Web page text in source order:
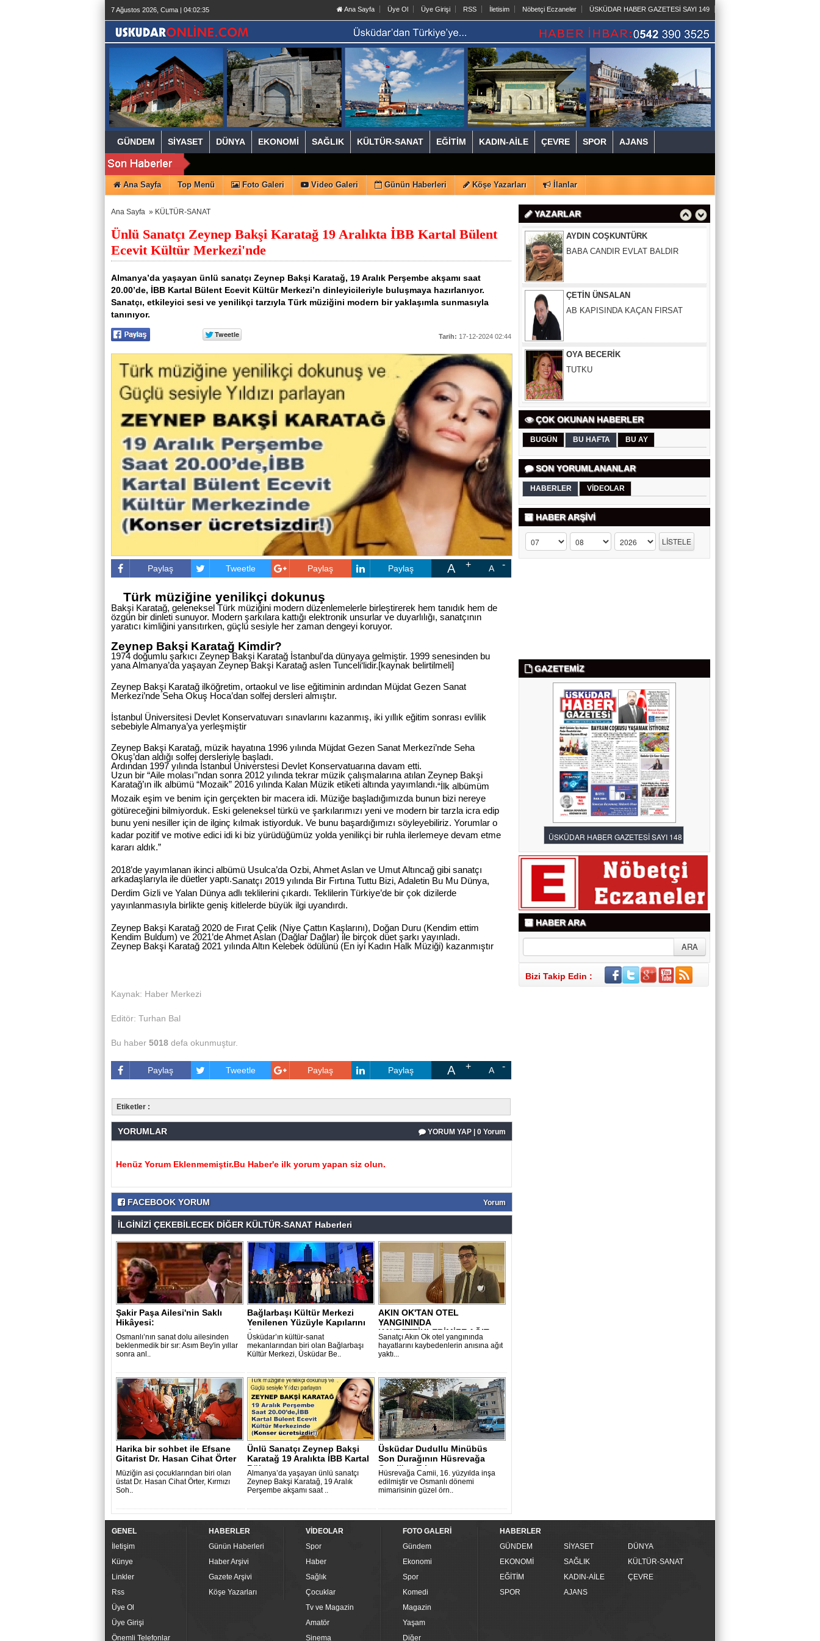
7 Ağustos 2026, Cuma | 04:02:36 Ana Sayfa Üye Ol Üye Girişi RSS İletisim Nöbetçi Eczaneler ÜSKÜDAR HABER GAZETESİ SAYI 149
GÜNDEM SİYASET DÜNYA EKONOMİ SAĞLIK KÜLTÜR-SANAT EĞİTİM KADIN-AİLE ÇEVRE SPOR AJANS
Ana Sayfa Top Menü Foto Galeri Video Galeri Günün Haberleri Köşe Yazarları İlanlar
Ana Sayfa » KÜLTÜR-SANAT
Ünlü Sanatçı Zeynep Bakşi Karatağ 19 Aralıkta İBB Kartal Bülent
Ecevit Kültür Merkezi'nde
Almanya’da yaşayan ünlü sanatçı Zeynep Bakşi Karatağ, 19 Aralık Perşembe akşamı saat
20.00’de, İBB Kartal Bülent Ecevit Kültür Merkezi’n dinleyicileriyle buluşmaya hazırlanıyor.
Sanatçı, etkileyici sesi ve yenilikçi tarzıyla Türk müziğini modern bir yaklaşımla sunmasıyla
tanınıyor.
Tarih: 17-12-2024 02:44
Paylaş Tweetle Paylaş Paylaş A A
Türk müziğine yenilikçi dokunuş
Bakşi Karatağ, geleneksel Türk müziğini modern düzenlemelerle birleştirerek hem tanıdık hem de
özgün bir dinleti sunuyor. Modern şarkılara kattığı elektronik unsurlar ve duyarlılığı, sanatçının
yaratıcı kimliğini yansıtırken, güçlü sesiyle her zaman dengeyi koruyor.
Zeynep Bakşi Karatağ Kimdir?
1974 doğumlu şarkıcı Zeynep Bakşi Karatağ İstanbul'da dünyaya gelmiştir. 1999 senesinden bu
yana Almanya’da yaşayan Zeynep Bakşi Karatağ aslen Tunceli‘lidir.[kaynak belirtilmeli]
Zeynep Bakşi Karatağ ilköğretim, ortaokul ve lise eğitiminin ardından Müjdat Gezen Sanat
Merkezi’nde Seha Okuş Hoca’dan solfej dersleri almıştır.
İstanbul Üniversitesi Devlet Konservatuvarı sınavlarını kazanmış, iki yıllık eğitim sonrası evlilik
sebebiyle Almanya’ya yerleşmiştir
Zeynep Bakşi Karatağ, müzik hayatına 1996 yılında Müjdat Gezen Sanat Merkezi’nde Seha
Okuş’dan aldığı solfej dersleriyle başladı.
Ardından 1997 yılında İstanbul Üniverstesi Devlet Konservatuarına davam etti.
Uzun bir “Aile molası’’ndan sonra 2012 yılında tekrar müzik çalışmalarına atılan Zeynep Bakşi
Karatağ’ın ilk albümü “Mozaik” 2016 yılında Kalan Müzik etiketi altında yayımlandı.“İlk albümüm
Mozaik eşim ve benim için gerçekten bir macera idi. Müziğe başladığımızda bunun bizi nereye
götüreceğini bilmiyorduk. Eski geleneksel türkü ve şarkılarımızı yeni ve modern bir tarzla icra edip
bunu yeni nesiller için de ilginç kılmak istiyorduk. Ve bunu başardığımızı söyleyebiliriz. Yorumlar o
kadar pozitif ve motive edici idi ki biz yürüdüğümüz yolda yenilikçi bir ruhla ilerlemeye devam etme
kararı aldık.”
2018’de yayımlanan ikinci albümü Usulca’da Ozbi, Ahmet Aslan ve Umut Altıncağ gibi sanatçı
arkadaşlarıyla ile düetler yaptı.Sanatçı 2019 yılında Bir Fırtına Tuttu Bizi, Adaletin Bu Mu Dünya,
Derdim Gizli ve Yalan Dünya adlı teklilerini çıkardı. Teklilerin Türkiye’de bir çok dizilerde
yayınlanmasıyla birlikte geniş kitlelerde büyük ilgi uyandırdı.
Zeynep Bakşi Karatağ 2020 de Fırat Çelik (Niye Çattın Kaşlarını), Doğan Duru (Kendim ettim
Kendim Buldum) ve 2021’de Ahmet Aslan (Dağlar Dağlar) ile birçok düet şarkı yayınladı.
Zeynep Bakşi Karatağ 2021 yılında Altın Kelebek ödülünü (En iyi Kadın Halk Müziği) kazanmıştır
Kaynak: Haber Merkezi
Editör: Turhan Bal
Bu haber 5018 defa okunmuştur.
Paylaş Tweetle Paylaş Paylaş A A
Etiketler :
YORUMLAR YORUM YAP | 0 Yorum
Henüz Yorum Eklenmemiştir.Bu Haber'e ilk yorum yapan siz olun.
FACEBOOK YORUM Yorum
İLGİNİZİ ÇEKEBİLECEK DİĞER KÜLTÜR-SANAT Haberleri
Şakir Paşa Ailesi'nin Saklı
Hikâyesi:
Osmanlı’nın sanat dolu ailesinden
beklenmedik bir sır: Asım Bey'in yıllar
sonra anl..
Bağlarbaşı Kültür Merkezi
Yenilenen Yüzüyle Kapılarını
Açtı..
Üsküdar’ın kültür-sanat
mekanlarından biri olan Bağlarbaşı
Kültür Merkezi, Üsküdar Be..
AKIN OK'TAN OTEL
YANGININDA
KAYBETTİKLERİMİZE AĞIT
Sanatçı Akın Ok otel yangınında
hayatlarını kaybedenlerin anısına ağıt
yaktı...
Harika bir sohbet ile Efsane
Gitarist Dr. Hasan Cihat Örter
..
Mü­zi­ğin asi ço­cuk­la­rın­dan biri olan
üstat Dr. Hasan Cihat Örter, Kır­mı­zı
Soh­..
Ünlü Sanatçı Zeynep Bakşi
Karatağ 19 Aralıkta İBB Kartal
Bül..
Almanya’da yaşayan ünlü sanatçı
Zeynep Bakşi Karatağ, 19 Aralık
Perşembe akşamı saat ..
Üsküdar Dudullu Minübüs
Son Durağının Hüsrevağa
Camii'ne Etk..
Hüsrevağa Camii, 16. yüzyılda inşa
edilmiştir ve Osmanlı dönemi
mimarisinin güzel örn..
YAZARLAR
SURURİ BALLIDAĞ
HERKESİN BİR BAYRAMI HERKESİN
BİR KAVUŞMASI VAR
TURHAN BAL
BABALARIN ALIN TERİYLE
YÜKSELEN TÜRKİYE EKONOMİSİ
ELİF UZUN
AYDIN COŞKUNTÜRK
BABA CANDIR EVLAT BALDIR
ÇETİN ÜNSALAN
OYA BECERİK
ŞAHİN SÖNMEZ
DANIŞMANLIĞI
ERDEM YÜCEL
GEÇMİŞTE VE GÜNÜMÜZDE
SELDA ÇAPAR
SİCİLYA DAĞLARINDA NAZIM
HİKMET'LE BULUŞMA
NEVİN ÇUBUKOĞLU
ÇOK OKUNAN HABERLER
BUGÜN BU HAFTA BU AY
SON YORUMLANANLAR
HABERLER VİDEOLAR
HABER ARŞİVİ
GAZETEMİZ
HABER ARA
Bizi Takip Edin :
GENEL
İletişim
Künye
Linkler
Rss
Üye Ol
Üye Girişi
Önemli Telefonlar
HABERLER
Günün Haberleri
Haber Arşivi
Gazete Arşivi
Köşe Yazarları
VİDEOLAR
Spor
Haber
Sağlık
Çocuklar
Tv ve Magazin
Amatör
Sinema
FOTO GALERİ
Gündem
Ekonomi
Spor
Komedi
Magazin
Yaşam
Diğer
HABERLER
GÜNDEM
SİYASET
DÜNYA
EKONOMİ
SAĞLIK
KÜLTÜR-SANAT
EĞİTİM
KADIN-AİLE
ÇEVRE
SPOR
AJANS